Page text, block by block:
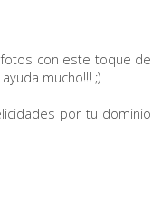
con este toque de
mucho!!! ;)
por tu dominio